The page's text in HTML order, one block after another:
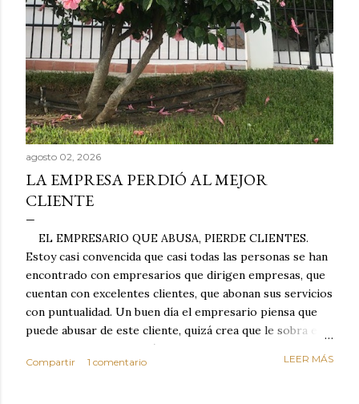
agosto 02, 2026
LA EMPRESA PERDIÓ AL MEJOR
CLIENTE
EL EMPRESARIO QUE ABUSA, PIERDE CLIENTES.
Estoy casi convencida que casi todas las personas se han
encontrado con empresarios que dirigen empresas, que
cuentan con excelentes clientes, que abonan sus servicios
con puntualidad. Un buen día el empresario piensa que
puede abusar de este cliente, quizá crea que le sobra el
dinero porque la mayoría de los otros pagan mal y
tarde y en ocasiones ni abonan los servicios. Cuando una
Compartir 1 comentario LEER MÁS